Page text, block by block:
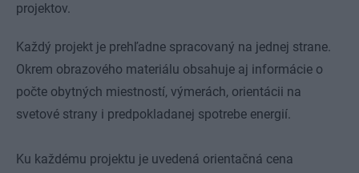
projektov.
Každý projekt je prehľadne spracovaný na jednej strane.
Okrem obrazového materiálu obsahuje aj informácie o
počte obytných miestností, výmerách, orientácii na
svetové strany i predpokladanej spotrebe energií.
Ku každému projektu je uvedená orientačná cena